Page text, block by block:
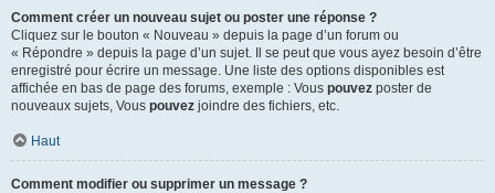
Comment créer un nouveau sujet ou poster une réponse ?
Cliquez sur le bouton « Nouveau » depuis la page d’un forum ou
« Répondre » depuis la page d’un sujet. Il se peut que vous ayez besoin d’être
enregistré pour écrire un message. Une liste des options disponibles est
affichée en bas de page des forums, exemple : Vous pouvez poster de
nouveaux sujets, Vous pouvez joindre des fichiers, etc.
Haut
Comment modifier ou supprimer un message ?